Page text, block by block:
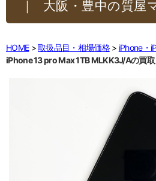
｜大阪・豊中の質屋
HOME 取扱品目・相場価格 iPhone・
iPhone 13 pro Max 1TB MLKK3J/Aの買取